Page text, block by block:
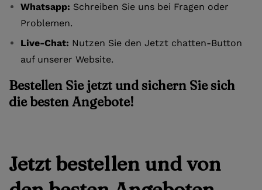
Whatsapp: Schreiben Sie uns bei Fragen oder
Problemen.
Live-Chat: Nutzen Sie den Jetzt chatten-Button
auf unserer Website.
Bestellen Sie jetzt und sichern Sie sich
die besten Angebote!
Jetzt bestellen und von